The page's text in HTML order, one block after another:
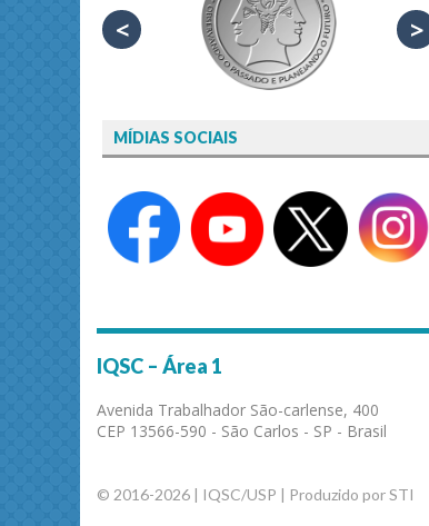
< >
MÍDIAS SOCIAIS
IQSC – Área 1
Avenida Trabalhador São-carlense, 400
CEP 13566-590 - São Carlos - SP - Brasil
© 2016-2026 | IQSC/USP | Produzido por STI